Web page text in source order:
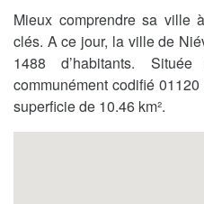
Mieux comprendre sa ville
clés. A ce jour, la ville de
1488 d’habitants.
communément codifié
superficie de 10.46 km².